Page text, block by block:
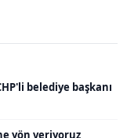
belediye başkanı
yön veriyoruz